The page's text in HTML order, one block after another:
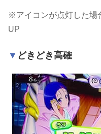
※アイコンが点灯した場
UP
どきどき高確